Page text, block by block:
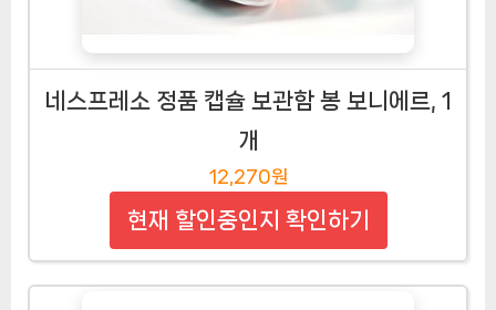
네스프레소 정품 캡슐 보관함 봉 보니에르, 1
개
12,270원
현재 할인중인지 확인하기